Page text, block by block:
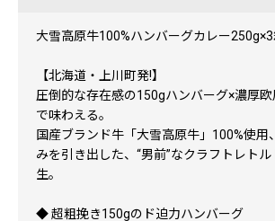
大雪高原牛100%ハンバーグカレー
【北海道・上川町発!】
圧倒的な存在感の150gハンバーグ×濃厚
で味わえる。
国産ブランド牛「大雪高原牛」100%使用
みを引き出した、“男前”なクラフトレト
生。
◆ 超粗挽き150gのド迫力ハンバーグ